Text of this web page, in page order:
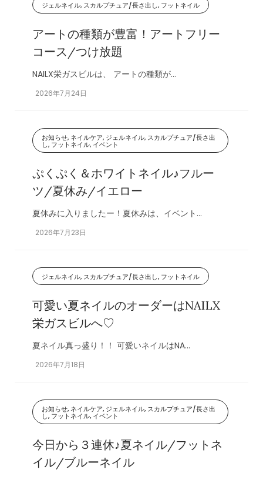
ジェルネイル, スカルプチュア/長さ出し, フットネイル
アートの種類が豊富！アートフリー
コース/つけ放題
NAILX栄ガスビルは、 アートの種類が...
2026年7月24日
お知らせ, ネイルケア, ジェルネイル, スカルプチュア/長さ出
し, フットネイル, イベント
ぷくぷく＆ホワイトネイル♪フルー
ツ/夏休み/イエロー
夏休みに入りましたー！夏休みは、イベント...
2026年7月23日
ジェルネイル, スカルプチュア/長さ出し, フットネイル
可愛い夏ネイルのオーダーはNAILX
栄ガスビルへ♡
夏ネイル真っ盛り！！ 可愛いネイルはNA...
2026年7月18日
お知らせ, ネイルケア, ジェルネイル, スカルプチュア/長さ出
し, フットネイル, イベント
今日から３連休♪夏ネイル/フットネ
イル/ブルーネイル